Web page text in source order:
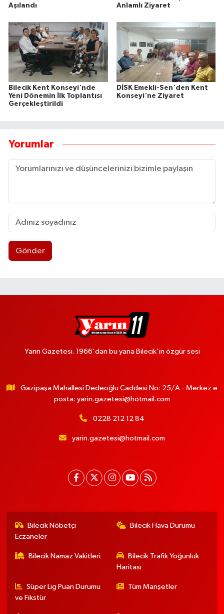
Aşılandı
Anlamlı Ziyaret
Bilecik Kent Konseyi'nde
Yeni Dönemin İlk Toplantısı
Gerçekleştirildi
DİSK Emekli-Sen'den Kent
Konseyi'ne Ziyaret
Yorumlar
Gönder
Yarın Gazetesi. 1966'dan bu yana Bilecik'in özgür sesi
Gazipaşa Mahallesi Dedeoğlu Caddesi No: 25/A - Merkez e
posta: yarin.gazetesi@hotmail.com
0228 212 12 84
yarin.gazetesi@hotmail.com
Bilecik Nöbetçi
Eczaneler
Bilecik Hava Durumu
Bilecik Namaz Vakitleri
Bilecik Trafik Yoğunluk
Haritası
Süper Lig Puan Durumu
ve Fikstür
Tüm Manşetler